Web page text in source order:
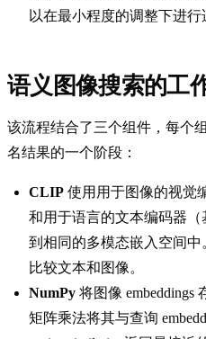
以在最小程度的调整下进行
语义图像搜索的工
该流程结合了三个组件，每个
名结果的一个阶段：
CLIP 使用用于图像的视觉
和用于语言的文本编码器（
到相同的多模态嵌入空间中
比较文本和图像。
NumPy 将图像 embeddings
矩阵乘法将其与查询